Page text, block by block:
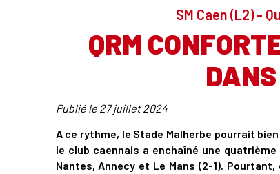
SM Caen (L2) -
QRM
Publié le 27 juillet 2024
A ce rythme, le Stade Malherbe pourrait
le club caennais a enchaîné une
Nantes, Annecy et Le Mans (2-1).